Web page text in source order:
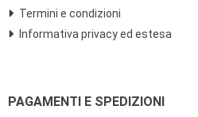
Termini e condizioni
Informativa privacy ed estesa
PAGAMENTI E SPEDIZIONI